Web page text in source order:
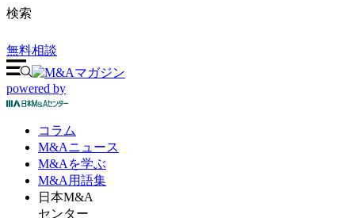
検索
無料相談
powered by
コラム
M&Aニュース
M&Aを学ぶ
M&A 用語集
日本M&A
センター